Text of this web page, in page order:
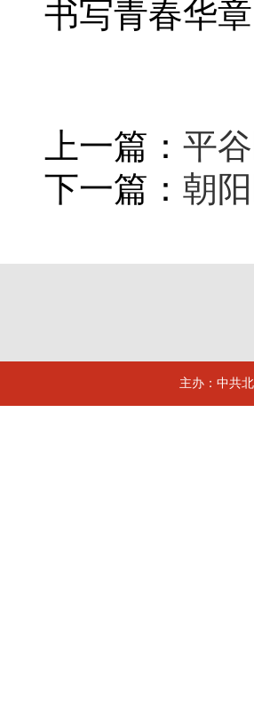
书写青春华章
上一篇： 平
下一篇： 朝
主办：中共